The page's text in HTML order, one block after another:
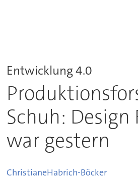
Entwicklung 4.0
Schuh: Design
war gestern
ChristianeHabrich-Böcker